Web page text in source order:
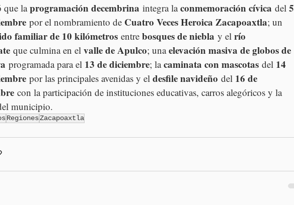
que la programación decembrina integra la conmemoración cívica del 5
por el nombramiento de Cuatro Veces Heroica Zacapoaxtla; un
familiar de 10 kilómetros entre bosques de niebla y el río
que culmina en el valle de Apulco; una elevación masiva de globos de
programada para el 13 de diciembre; la caminata con mascotas del 14
por las principales avenidas y el desfile navideño del 16 de
con la participación de instituciones educativas, carros alegóricos y la
municipio.
RegionesZacapoaxtla